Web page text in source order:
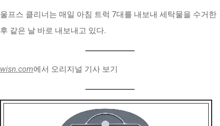
울프스 클리너는 매일 아침 트럭 7대를 내보내 세탁물을 수거한
후 같은 날 바로 내보내고 있다.
wisn.com에서 오리지널 기사 보기